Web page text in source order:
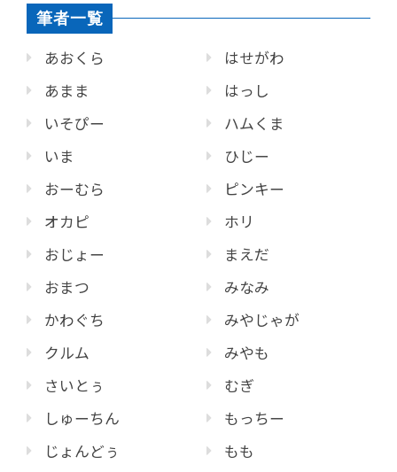
筆者一覧
あおくら
あまま
いそぴー
いま
おーむら
オカピ
おじょー
おまつ
かわぐち
クルム
さいとぅ
しゅーちん
じょんどぅ
はせがわ
はっし
ハムくま
ひじー
ピンキー
ホリ
まえだ
みなみ
みやじゃが
みやも
むぎ
もっちー
もも